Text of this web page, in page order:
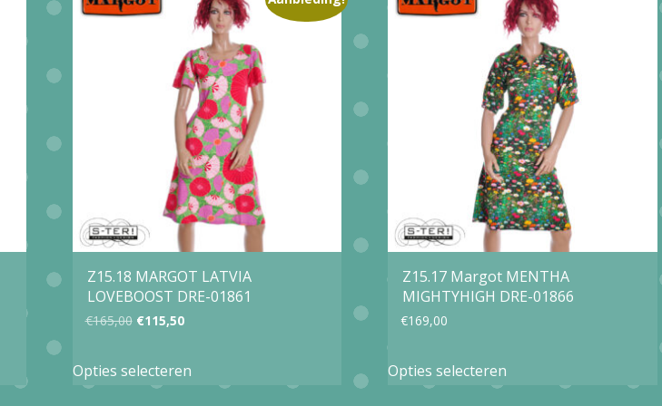
variaties.
Deze
optie
kan
gekozen
worden
op
de
productpagina
variaties.
Deze
optie
kan
gekozen
worden
op
de
productpagina
Z15.18 MARGOT LATVIA
LOVEBOOST DRE-01861
€165,00 Oorspronkelijke
was:
€115,50Huidige
is:
Opties selecteren
product
Z15.17 Margot MENTHA
MIGHTYHIGH DRE-01866
€169,00
Opties selecteren
product